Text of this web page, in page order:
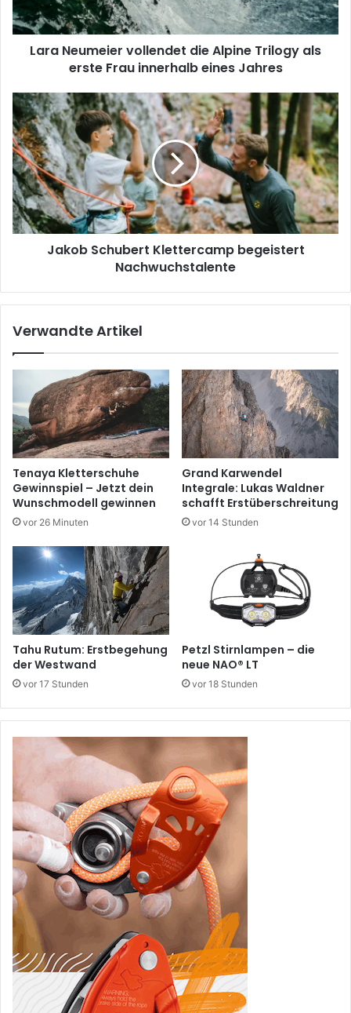
erste
Frau
innerhalb
Lara Neumeier vollendet die Alpine Trilogy als
erste Frau innerhalb eines Jahres
Jakob
Schubert
Klettercamp
begeistert
Nachwuchstalente
Jakob Schubert Klettercamp begeistert
Nachwuchstalente
Verwandte Artikel
Tenaya Kletterschuhe
Gewinnspiel – Jetzt dein
Wunschmodell gewinnen
vor 26 Minuten
Grand Karwendel
Integrale: Lukas Waldner
schafft Erstüberschreitung
vor 14 Stunden
Tahu Rutum: Erstbegehung
der Westwand
vor 17 Stunden
Petzl Stirnlampen – die
neue NAO® LT
vor 18 Stunden